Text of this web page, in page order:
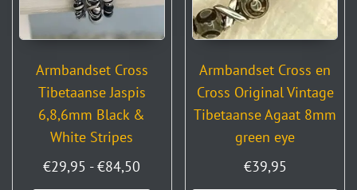
Armbandset Cross
Tibetaanse Jaspis
6,8,6mm Black &
White Stripes
€29,95 - €84,50
Armbandset Cross en
Cross Original Vintage
Tibetaanse Agaat 8mm
green eye
€39,95